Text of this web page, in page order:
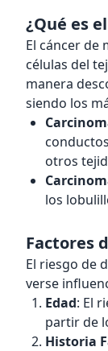
¿Qué es
El cáncer de
células del
manera
siendo los
otros
los
Factores
El riesgo de
verse
Edad: El
partir de
Historia